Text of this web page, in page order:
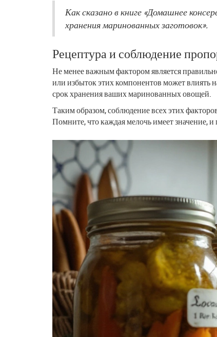
Как сказано в книге «Домашнее
хранения маринованных заготовок».
Рецептура и соблюдение
Не менее важным фактором является
или избыток этих компонентов может влиять
срок хранения ваших маринованных овощей.
Таким образом, соблюдение всех этих
Помните, что каждая мелочь имеет значение,